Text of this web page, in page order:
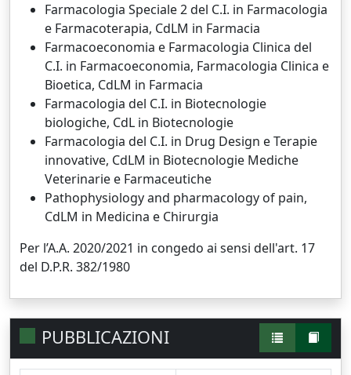
Farmacologia Speciale 2 del C.I. in Farmacologia
e Farmacoterapia, CdLM in Farmacia
Farmacoeconomia e Farmacologia Clinica del
C.I. in Farmacoeconomia, Farmacologia Clinica e
Bioetica, CdLM in Farmacia
Farmacologia del C.I. in Biotecnologie
biologiche, CdL in Biotecnologie
Farmacologia del C.I. in Drug Design e Terapie
innovative, CdLM in Biotecnologie Mediche
Veterinarie e Farmaceutiche
Pathophysiology and pharmacology of pain,
CdLM in Medicina e Chirurgia
Per l’A.A. 2020/2021 in congedo ai sensi dell'art. 17
del D.P.R. 382/1980
PUBBLICAZIONI